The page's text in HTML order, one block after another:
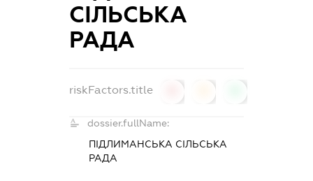
СІЛЬСЬКА
РАДА
riskFactors.title
dossier.fullName:
ПІДЛИМАНСЬКА СІЛЬСЬКА
РАДА